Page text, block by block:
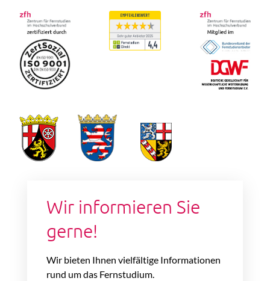
Wir informieren Sie
gerne!
Wir bieten Ihnen vielfältige Informationen
rund um das Fernstudium.